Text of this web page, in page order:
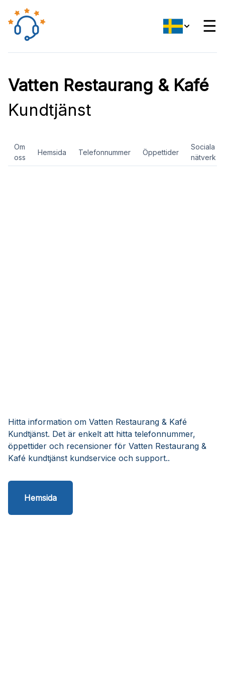
☰
Vatten Restaurang & Kafé
Kundtjänst
Om
oss
Hemsida Telefonnummer Öppettider
Sociala
nätverk
Hitta information om Vatten Restaurang & Kafé
Kundtjänst. Det är enkelt att hitta telefonnummer,
öppettider och recensioner för Vatten Restaurang &
Kafé kundtjänst kundservice och support..
Hemsida